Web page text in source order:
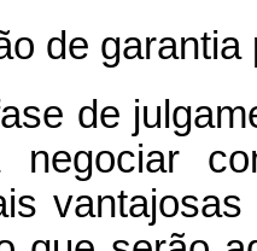
de
de
negociar